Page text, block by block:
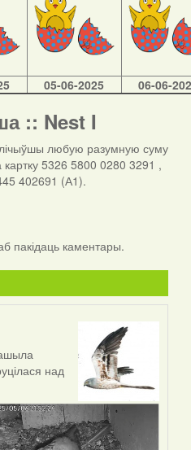
05-06-2025 06-06-
:: Nest I
любую разумную суму
картку 5326 5800 0280 3291 ,
402691 (А1).
пакідаць каментары.
над